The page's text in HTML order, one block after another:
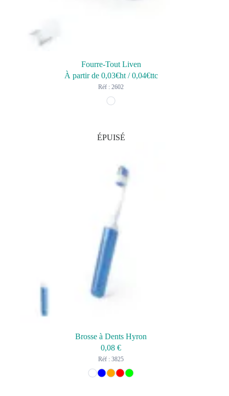
Fourre-Tout Liven
À partir de 0,03€ht/0,04€ttc
Réf : 2602
ÉPUISÉ
Brosse à Dents Hyron
0,08€
Réf : 3825